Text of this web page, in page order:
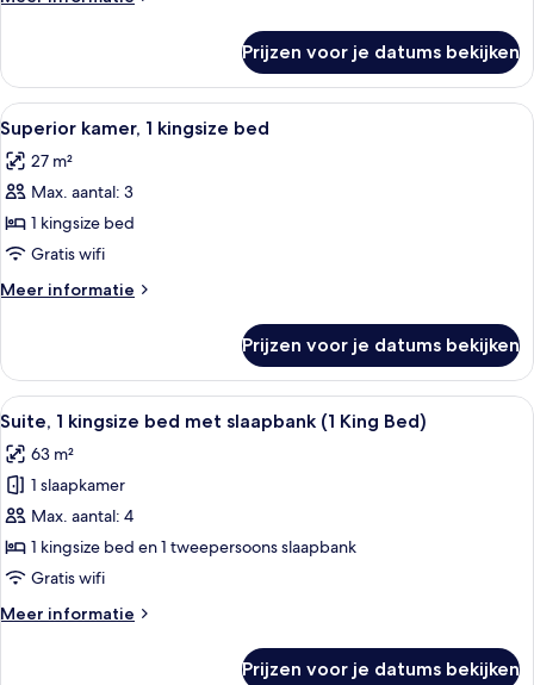
(Tower
kamer,
kingsize
bed
(Tower
Building)
Prijzen voor je datums bekijken
Alle
foto's
voor
Superior
kamer,
1
kingsize
bed
Een hemelbed met een bankje, een
7
Superior kamer, 1 kingsize bed
27 m²
Max. aantal: 3
1 kingsize bed
Gratis wifi
Meer informatie
Meer
kamer,
kingsize
Prijzen voor je datums bekijken
Alle
foto's
voor
Suite,
1
kingsize
bed
slaapbank
Een goed verlichte woonkamer met
9
Suite, 1 kingsize bed met slaapbank (1 King Bed)
63 m²
1 slaapkamer
Max. aantal: 4
1 kingsize bed en 1 tweepersoons slaapbank
Gratis wifi
Meer informatie
Meer
Prijzen voor je datums bekijken